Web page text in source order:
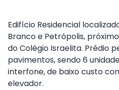
Edifício Residencial
Branco e Petrópolis,
do Colégio Israelita. Prédio
pavimentos, sendo 6
interfone, de baixo custo
elevador.